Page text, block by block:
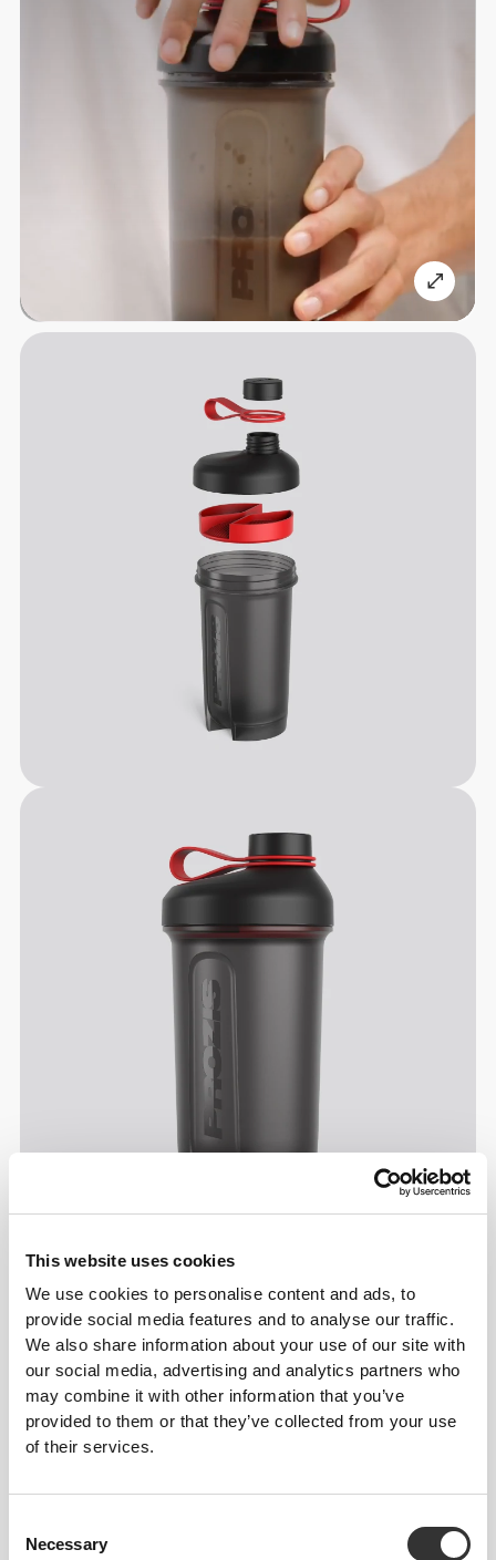
This website uses cookies
We use cookies to personalise content and ads, to
provide social media features and to analyse our traffic.
We also share information about your use of our site with
our social media, advertising and analytics partners who
may combine it with other information that you’ve
provided to them or that they’ve collected from your use
of their services.
Selection
Necessary